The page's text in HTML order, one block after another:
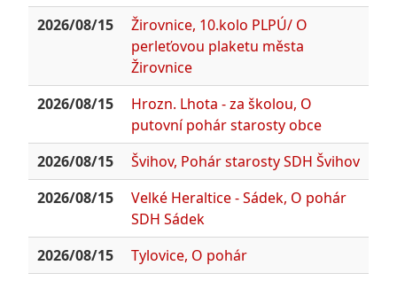
2026/08/15
Žirovnice, 10.kolo PLPÚ/ O
perleťovou plaketu města
Žirovnice
2026/08/15
Hrozn. Lhota - za školou, O
putovní pohár starosty obce
2026/08/15
Švihov, Pohár starosty SDH Švihov
2026/08/15
Velké Heraltice - Sádek, O pohár
SDH Sádek
2026/08/15
Tylovice, O pohár